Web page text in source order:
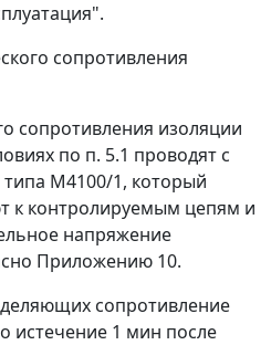
сопротивления
сопротивления изоляции
по п. 5.1 проводят с
М4100/1, который
к контролируемым цепям и
напряжение
Приложению 10.
сопротивление
истечение 1 мин после